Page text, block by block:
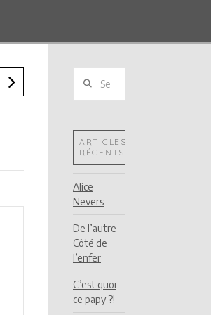
ARTICLES
RÉCENTS
Alice
Nevers
De l’autre
Côté de
l’enfer
C’est quoi
ce papy ?!